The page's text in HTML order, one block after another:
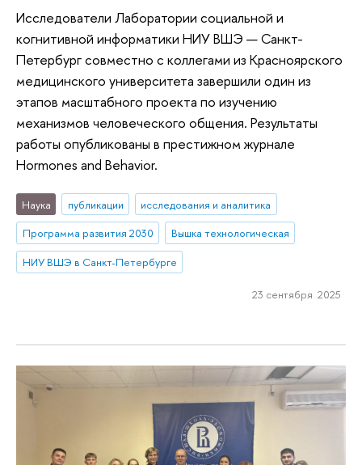
Исследователи Лаборатории социальной и
когнитивной информатики НИУ ВШЭ — Санкт-
Петербург совместно с коллегами из Красноярского
медицинского университета завершили один из
этапов масштабного проекта по изучению
механизмов человеческого общения. Результаты
работы опубликованы в престижном журнале
Hormones and Behavior.
Наука публикации
исследования и аналитика
Программа развития 2030
Вышка технологическая
НИУ ВШЭ в Санкт-Петербурге
23 сентября 2025